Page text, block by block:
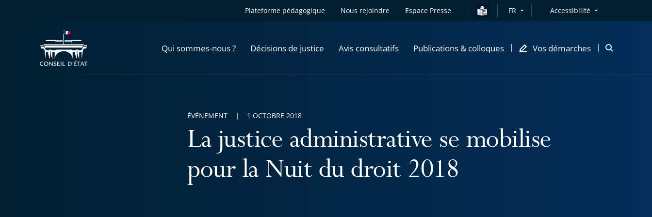
Plateforme pédagogique Nous rejoindre Espace Presse FR Accessibilité
Qui sommes-nous ? Décisions de justice Avis consultatifs Publications & colloques Vos démarches
Ouvrir
La justice administrative se mobilise
pour la Nuit du droit 2018
ÉVÉNEMENT 1 OCTOBRE 2018